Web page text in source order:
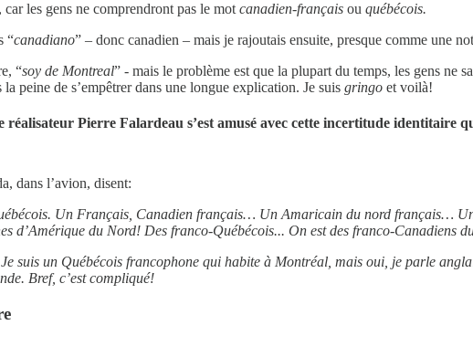
les gens ne comprendront pas le mot canadien-français ou québécois.
“canadiano” – donc canadien – mais je rajoutais ensuite, presque comme une
“soy de Montreal” - mais le problème est que la plupart du temps, les gens ne
peine de s’empêtrer dans une longue explication. Je suis gringo et voilà!
Pierre Falardeau s’est amusé avec cette incertitude identitaire
dans l’avion, disent:
Un Français, Canadien français… Un Amaricain du nord français…
d’Amérique du Nord! Des franco-Québécois... On est des franco-Canadiens
Je suis un Québécois francophone qui habite à Montréal, mais oui, je parle
Bref, c’est compliqué!